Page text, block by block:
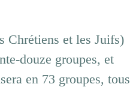
Chrétiens et les Juifs)
douze groupes, et
en 73 groupes, tous